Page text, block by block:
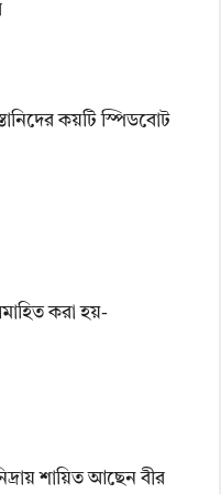
কয়টি স্পিডবোট
করা হয়-
শায়িত আছেন বীর